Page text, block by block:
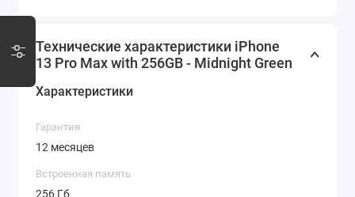
качества.
программного обеспечения, доступной только Apple,
камеры iPhone 11 Pro Max выводят съемку на
совершено новый уровень. Сверхширокоугольная
фотосъёмки: объектив захватывает в четыре раза
Технические характеристики iPhone
13 Pro Max with 256GB - Midnight Green
Характеристики
Гарантия
12 месяцев
Встроенная память
256 Гб